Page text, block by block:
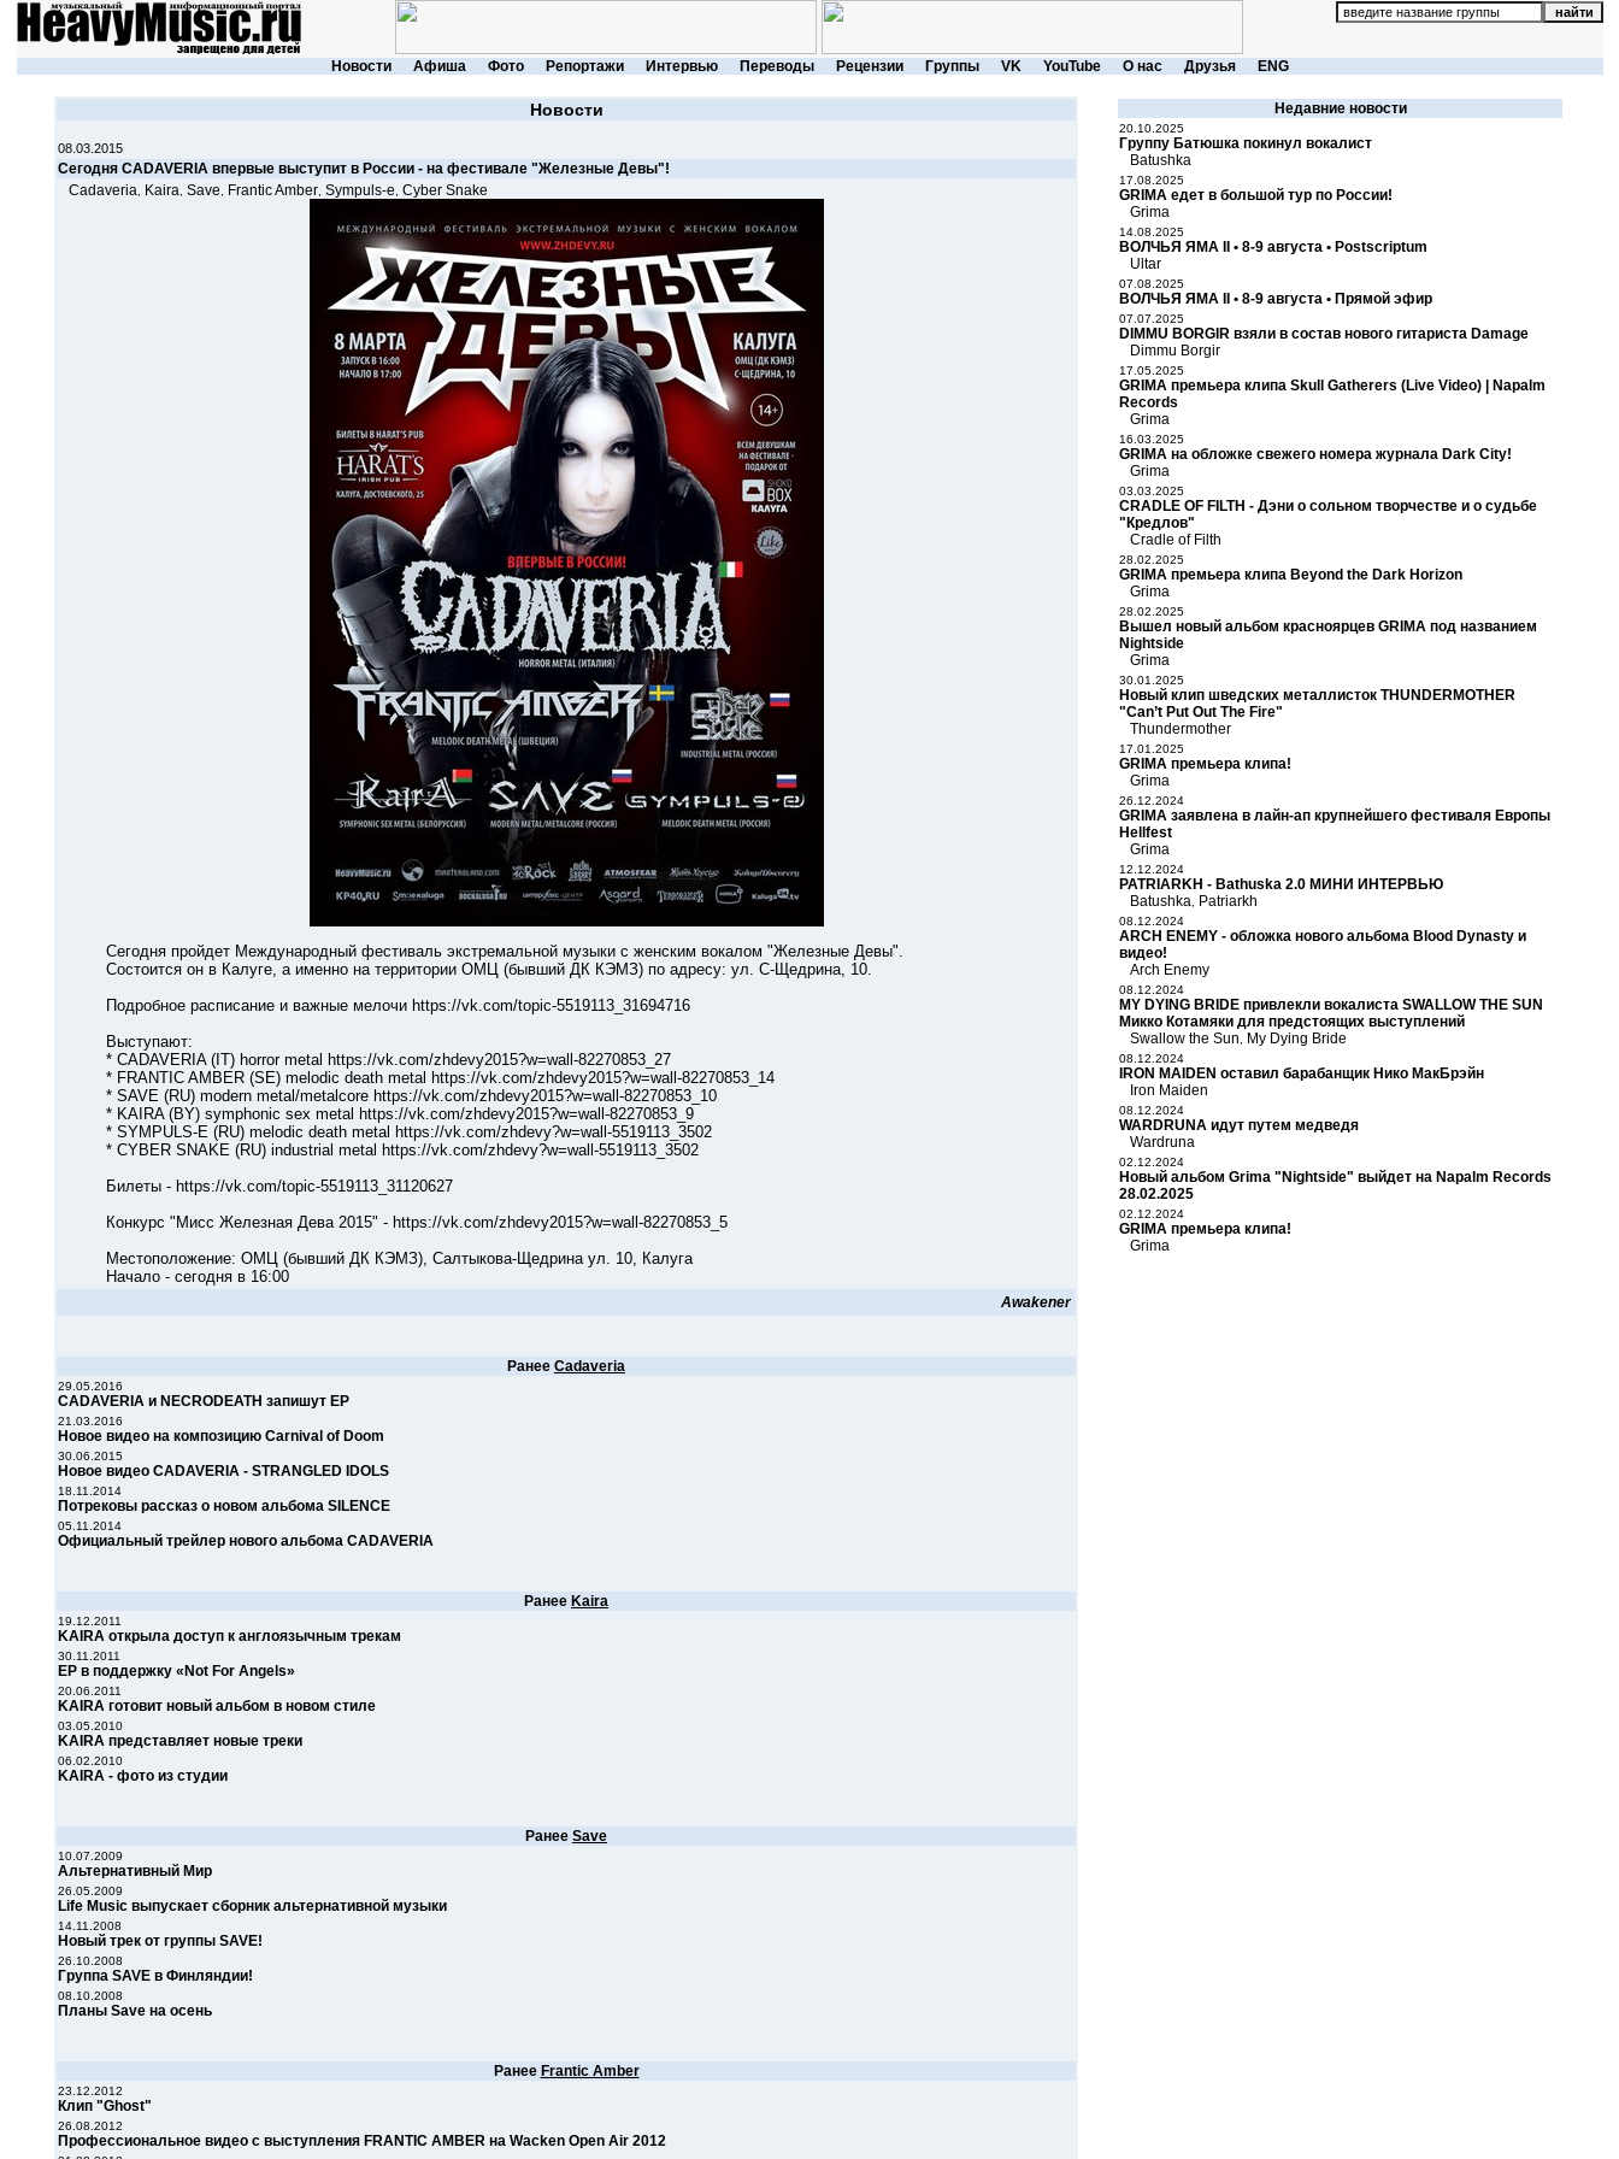
Новости Афиша Фото Репортажи Интервью Переводы Рецензии Группы VK YouTube О нас Друзья ENG
Новости
08.03.2015
Сегодня CADAVERIA впервые выступит в России - на фестивале "Железные Девы"!
Cadaveria Kaira Save Frantic Amber Sympuls-e Cyber Snake
Сегодня пройдет Международный фестиваль экстремальной музыки с женским вокалом "Железные Девы".
Состоится он в Калуге, а именно на территории ОМЦ (бывший ДК КЭМЗ) по адресу: ул. С-Щедрина, 10.
Подробное расписание и важные мелочи https://vk.com/topic-5519113_31694716
Выступают:
* CADAVERIA (IT) horror metal https://vk.com/zhdevy2015?w=wall-82270853_27
* FRANTIC AMBER (SE) melodic death metal https://vk.com/zhdevy2015?w=wall-82270853_14
* SAVE (RU) modern metal/metalcore https://vk.com/zhdevy2015?w=wall-82270853_10
* KAIRA (BY) symphonic sex metal https://vk.com/zhdevy2015?w=wall-82270853_9
* SYMPULS-E (RU) melodic death metal https://vk.com/zhdevy?w=wall-5519113_3502
* CYBER SNAKE (RU) industrial metal https://vk.com/zhdevy?w=wall-5519113_3502
Билеты - https://vk.com/topic-5519113_31120627
Конкурс "Мисс Железная Дева 2015" - https://vk.com/zhdevy2015?w=wall-82270853_5
Местоположение: ОМЦ (бывший ДК КЭМЗ), Салтыкова-Щедрина ул. 10, Калуга
Начало - сегодня в 16:00
Awakener
Ранее Cadaveria
29.05.2016
CADAVERIA и NECRODEATH запишут ЕР
21.03.2016
Новое видео на композицию Carnival of Doom
30.06.2015
Новое видео CADAVERIA - STRANGLED IDOLS
18.11.2014
Потрековы рассказ о новом альбома SILENCE
05.11.2014
Официальный трейлер нового альбома CADAVERIA
Ранее Kaira
19.12.2011
KAIRA открыла доступ к англоязычным трекам
30.11.2011
EP в поддержку «Not For Angels»
20.06.2011
KAIRA готовит новый альбом в новом стиле
03.05.2010
KAIRA представляет новые треки
06.02.2010
KAIRA - фото из студии
Ранее Save
10.07.2009
Альтернативный Мир
26.05.2009
Life Music выпускает сборник альтернативной музыки
14.11.2008
Новый трек от группы SAVE!
26.10.2008
Группа SAVE в Финляндии!
08.10.2008
Планы Save на осень
Ранее Frantic Amber
23.12.2012
Клип "Ghost"
26.08.2012
Профессиональное видео с выступления FRANTIC AMBER на Wacken Open Air 2012
Недавние новости
20.10.2025
Группу Батюшка покинул вокалист
Batushka
17.08.2025
GRIMA едет в большой тур по России!
Grima
14.08.2025
ВОЛЧЬЯ ЯМА II • 8-9 августа • Postscriptum
Ultar
07.08.2025
ВОЛЧЬЯ ЯМА II • 8-9 августа • Прямой эфир
07.07.2025
DIMMU BORGIR взяли в состав нового гитариста Damage
Dimmu Borgir
17.05.2025
GRIMA премьера клипа Skull Gatherers (Live Video) | Napalm
Records
Grima
16.03.2025
GRIMA на обложке свежего номера журнала Dark City!
Grima
03.03.2025
CRADLE OF FILTH - Дэни о сольном творчестве и о судьбе
"Кредлов"
Cradle of Filth
28.02.2025
GRIMA премьера клипа Beyond the Dark Horizon
Grima
28.02.2025
Вышел новый альбом красноярцев GRIMA под названием
Nightside
Grima
30.01.2025
Новый клип шведских металлисток THUNDERMOTHER
"Can’t Put Out The Fire"
Thundermother
17.01.2025
GRIMA премьера клипа!
Grima
26.12.2024
GRIMA заявлена в лайн-ап крупнейшего фестиваля Европы
Hellfest
Grima
12.12.2024
PATRIARKH - Bathuska 2.0 МИНИ ИНТЕРВЬЮ
Batushka Patriarkh
08.12.2024
ARCH ENEMY - обложка нового альбома Blood Dynasty и
видео!
Arch Enemy
08.12.2024
MY DYING BRIDE привлекли вокалиста SWALLOW THE SUN
Микко Котамяки для предстоящих выступлений
Swallow the Sun
My Dying Bride
08.12.2024
IRON MAIDEN оставил барабанщик Нико МакБрэйн
Iron Maiden
08.12.2024
WARDRUNA идут путем медведя
Wardruna
02.12.2024
Новый альбом Grima "Nightside" выйдет на Napalm Records
28.02.2025
02.12.2024
GRIMA премьера клипа!
Grima